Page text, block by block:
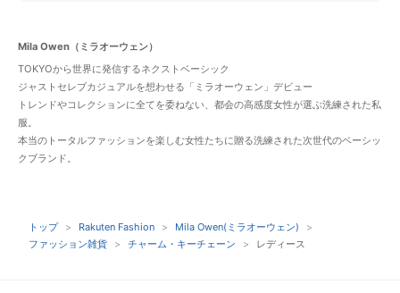
Mila Owen（ミラオーウェン）
TOKYOから世界に発信するネクストベーシック
ジャストセレブカジュアルを想わせる「ミラオーウェン」デビュー
トレンドやコレクションに全てを委ねない、都会の高感度女性が選ぶ洗練された私
服。
本当のトータルファッションを楽しむ女性たちに贈る洗練された次世代のベーシッ
クブランド。
トップ Rakuten Fashion
Mila Owen(ミラオーウェン)
ファッション雑貨
チャーム・キーチェーン レディース